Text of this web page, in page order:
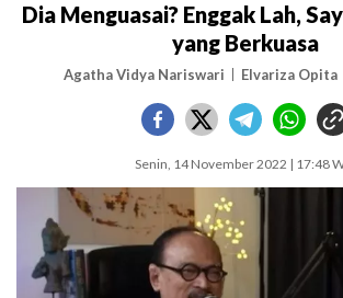
Dia Menguasai? Enggak Lah,
yang Berkuasa
Agatha Vidya Nariswari Elvariza Opita
Senin, 14 November 2022 | 17:48